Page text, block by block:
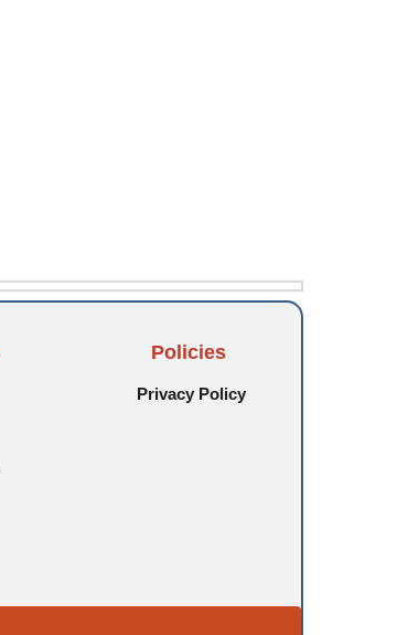
Policies
Privacy Policy